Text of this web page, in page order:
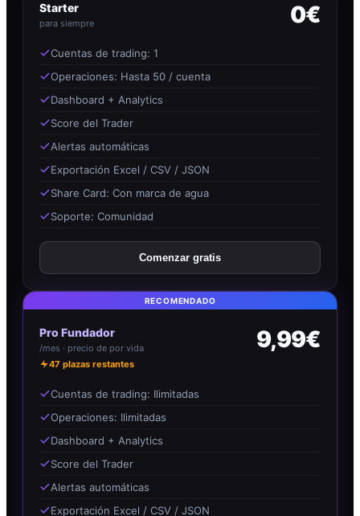
Starter
para siempre 0€
Cuentas de trading: 1
Operaciones: Hasta 50 / cuenta
Dashboard + Analytics
Score del Trader
Alertas automáticas
Exportación Excel / CSV / JSON
Share Card: Con marca de agua
Soporte: Comunidad
Comenzar gratis
RECOMENDADO
Pro Fundador
/mes · precio de por vida
47 plazas restantes
9,99€
Cuentas de trading: Ilimitadas
Operaciones: Ilimitadas
Dashboard + Analytics
Score del Trader
Alertas automáticas
Exportación Excel / CSV / JSON